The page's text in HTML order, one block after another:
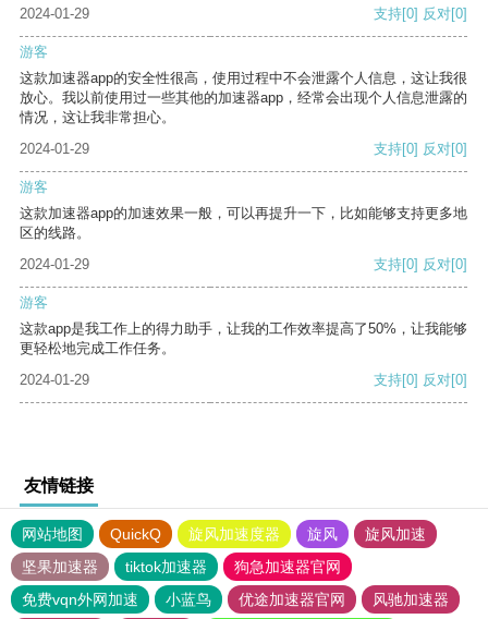
2024-01-29 支持[0] 反对[0]
游客
这款加速器app的安全性很高，使用过程中不会泄露个人信息，这让我很
放心。我以前使用过一些其他的加速器app，经常会出现个人信息泄露的
情况，这让我非常担心。
2024-01-29
支持[0] 反对[0]
游客
这款加速器app的加速效果一般，可以再提升一下，比如能够支持更多地
区的线路。
2024-01-29
支持[0] 反对[0]
游客
这款app是我工作上的得力助手，让我的工作效率提高了50%，让我能够
更轻松地完成工作任务。
2024-01-29
支持[0] 反对[0]
友情链接
网站地图 QuickQ 旋风加速度器 旋风
旋风加速
坚果加速器
tiktok加速器
狗急加速器官网
免费vqn外网加速
小蓝鸟 优途加速器官网 风驰加速器